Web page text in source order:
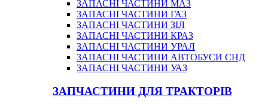
ЗАПАСНІ ЧАСТИНИ МАЗ
ЗАПАСНІ ЧАСТИНИ ГАЗ
ЗАПАСНІ ЧАСТИНИ ЗІЛ
ЗАПАСНІ ЧАСТИНИ КРАЗ
ЗАПАСНІ ЧАСТИНИ УРАЛ
ЗАПАСНІ ЧАСТИНИ АВТОБУСИ СНД
ЗАПАСНІ ЧАСТИНИ УАЗ
ЗАПЧАСТИНИ ДЛЯ ТРАКТОРІВ